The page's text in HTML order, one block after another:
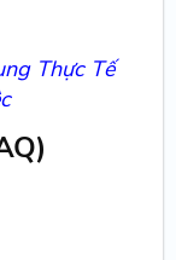
Thực Tế